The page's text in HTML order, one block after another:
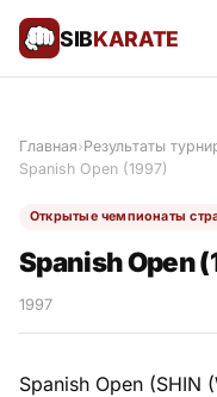
SIBKARATE
Все статьи
Главная›Результаты
Spanish Open (1997)
Открытые чемпионаты
Spanish Open
1997
Spanish Open (SHIN